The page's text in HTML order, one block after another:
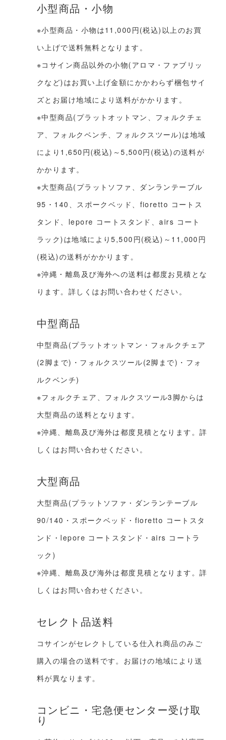
小型商品・小物
※小型商品・小物は11,000円(税込)以上のお買
い上げで送料無料となります。
※コサイン商品以外の小物(アロマ・ファブリッ
クなど)はお買い上げ金額にかかわらず梱包サイ
ズとお届け地域により送料がかかります。
※中型商品(プラットオットマン、フォルクチェ
ア、フォルクベンチ、フォルクスツール)は地域
により1,650円(税込)～5,500円(税込)の送料が
かかります。
※大型商品(プラットソファ、ダンランテーブル
95・140、スポークベッド、fioretto コートス
タンド、lepore コートスタンド、airs コート
ラック)は地域により5,500円(税込)～11,000円
(税込)の送料がかかります。
※沖縄・離島及び海外への送料は都度お見積とな
ります。詳しくはお問い合わせください。
中型商品
中型商品(プラットオットマン・フォルクチェア
(2脚まで)・フォルクスツール(2脚まで)・フォ
ルクベンチ)
※フォルクチェア、フォルクスツール3脚からは
大型商品の送料となります。
※沖縄、離島及び海外は都度見積となります。詳
しくはお問い合わせください。
大型商品
大型商品(プラットソファ・ダンランテーブル
90/140・スポークベッド・fioretto コートスタ
ンド・lepore コートスタンド・airs コートラ
ック)
※沖縄、離島及び海外は都度見積となります。詳
しくはお問い合わせください。
セレクト品送料
コサインがセレクトしている仕入れ商品のみご
購入の場合の送料です。お届けの地域により送
料が異なります。
コンビニ・宅急便センター受け取
り